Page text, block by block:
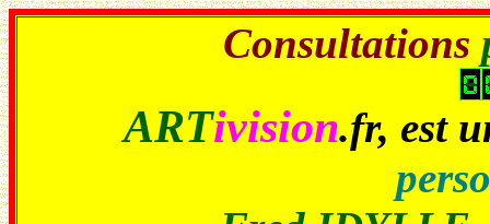
Consultations
ARTivision.fr, est